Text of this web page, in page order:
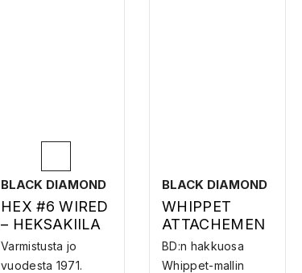
BLACK DIAMOND
HEX #6 WIRED
– HEKSAKIILA
VAIJERILLA
Varmistusta jo
vuodesta 1971.
BLACK DIAMOND
WHIPPET
ATTACHEMEN
T – JÄÄHAKKU
SAUVAAN
BD:n hakkuosa
Whippet-mallin